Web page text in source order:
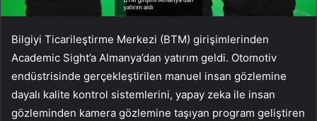
Bilgiyi Ticarileştirme Merkezi (BTM) girişimlerinden
Academic Sight’a Almanya’dan yatırım geldi. Otomotiv
endüstrisinde gerçekleştirilen manuel insan gözlemine
dayalı kalite kontrol sistemlerini, yapay zeka ile insan
gözleminden kamera gözlemine taşıyan program geliştiren